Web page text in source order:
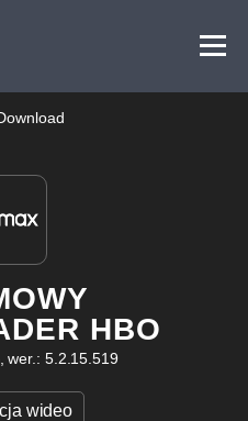
HBO
wer.: 5.2.15.519
wideo